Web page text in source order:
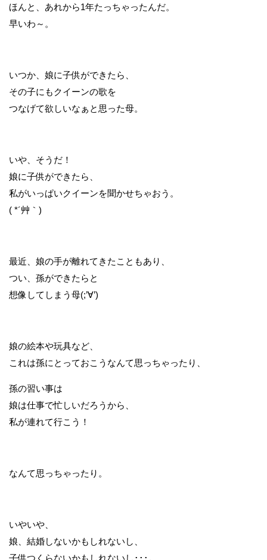
ほんと、あれから1年たっちゃったんだ。
早いわ～。
いつか、娘に子供ができたら、
その子にもクイーンの歌を
つなげて欲しいなぁと思った母。
いや、そうだ！
娘に子供ができたら、
私がいっぱいクイーンを聞かせちゃおう。
( *´艸｀)
最近、娘の手が離れてきたこともあり、
つい、孫ができたらと
想像してしまう母(;’∀’)
娘の絵本や玩具など、
これは孫にとっておこうなんて思っちゃったり、
孫の習い事は
娘は仕事で忙しいだろうから、
私が連れて行こう！
なんて思っちゃったり。
いやいや、
娘、結婚しないかもしれないし、
子供つくらないかもしれないし･･･。